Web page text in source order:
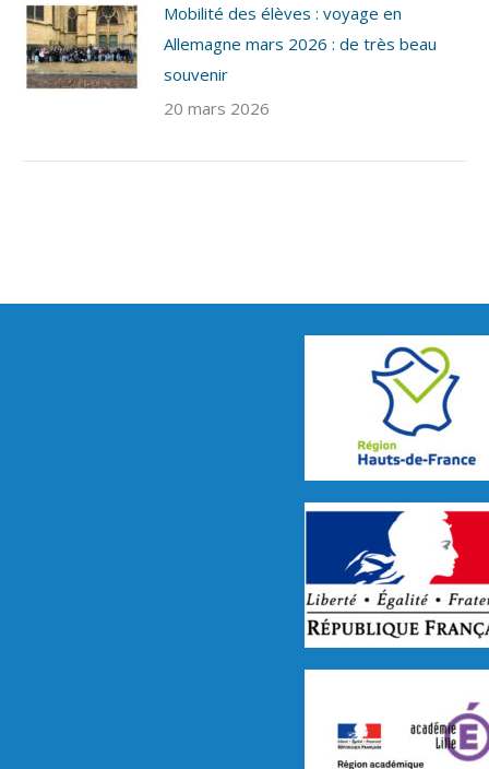
Mobilité des élèves : voyage en
Allemagne mars 2026 : de très beau
souvenir
20 mars 2026